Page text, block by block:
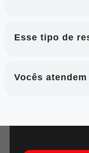
Esse tipo de
Vocês